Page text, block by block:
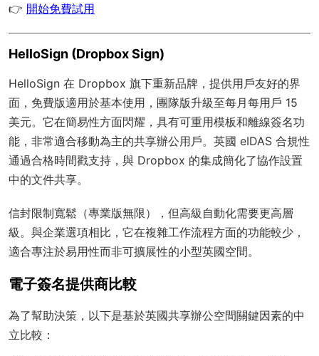
👉 開始免費試用
HelloSign (Dropbox Sign)
HelloSign 在 Dropbox 旗下重新品牌，提供用戶友好的界
面，免費版適用於基本使用，團隊版升級至每月每用戶 15
美元。它在簡易性方面閃耀，具有可重用模板和離線簽名功
能，非常適合移動為主的共享辦公用戶。英國 eIDAS 合規性
通過合格時間戳支持，與 Dropbox 的集成簡化了協作設置
中的文件共享。
信封限制寬鬆（專業版無限），但高級自動化需要更高層
級。與企業選項相比，它在複雜工作流程方面的功能較少，
適合專注於易用性而非可擴展性的小型英國空間。
電子簽名提供商比較
為了幫助決策，以下是基於英國共享辦公空間關鍵因素的中
立比較：